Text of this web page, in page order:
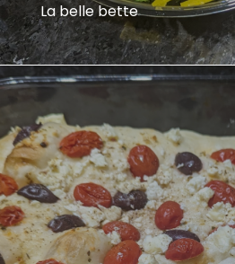
La belle bette